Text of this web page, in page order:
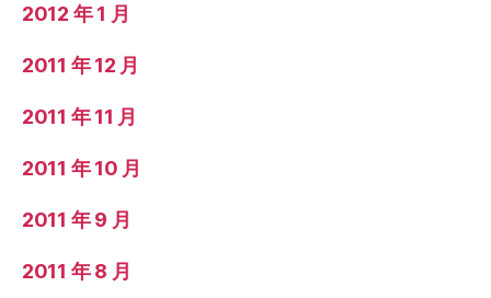
2012 年 1 月
2011 年 12 月
2011 年 11 月
2011 年 10 月
2011 年 9 月
2011 年 8 月